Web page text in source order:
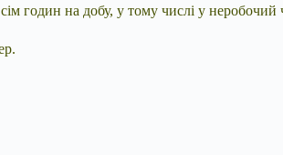
годин на добу, у тому числі у неробочий